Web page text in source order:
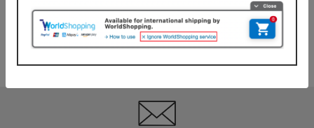
※配送事業者に対して契約に基づき適正な運賃をお支払いし